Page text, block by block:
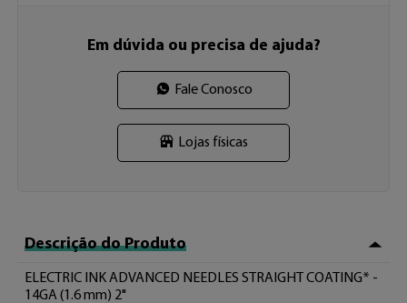
Em dúvida ou precisa de ajuda?
Fale Conosco
Lojas físicas
Descrição do Produto
ELECTRIC INK ADVANCED NEEDLES STRAIGHT COATING* -
14GA (1.6 mm) 2"